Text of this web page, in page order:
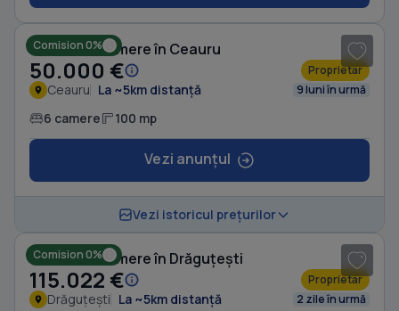
Comision 0%
Casă cu 6 camere în Ceauru
50.000 € Proprietar
Ceauru La ~5km distanță 9 luni în urmă
6 camere 100 mp
Vezi anunțul
Vezi istoricul prețurilor
Comision 0%
Casă cu 2 camere în Drăguțești
115.022 € Proprietar
Drăguțești La ~5km distanță 2 zile în urmă